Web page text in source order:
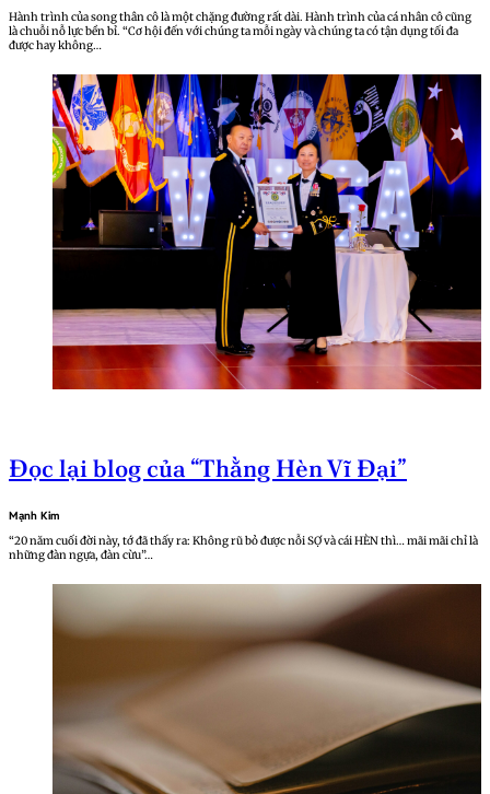
Hành trình của song thân cô là một chặng đường rất dài. Hành trình của cá nhân cô cũng
là chuỗi nỗ lực bền bỉ. “Cơ hội đến với chúng ta mỗi ngày và chúng ta có tận dụng tối đa
được hay không…
Đọc lại blog của “Thằng Hèn Vĩ Đại”
Mạnh Kim
“20 năm cuối đời này, tớ đã thấy ra: Không rũ bỏ được nỗi SỢ và cái HÈN thì… mãi mãi chỉ là
những đàn ngựa, đàn cừu”…